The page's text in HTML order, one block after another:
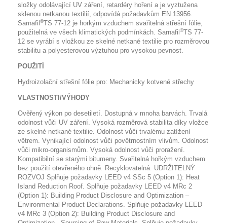
složky odolávající UV záření, retardéry hoření a je vyztužena
sklenou netkanou textilií, odpovídá požadavkům EN 13956.
Sarnafil®TS 77-12 je horkým vzduchem svařitelná střešní fólie,
použitelná ve všech klimatických podmínkách. Sarnafil®TS 77-
12 se vyrábí s vložkou ze skelné netkané textilie pro rozměrovou
stabilitu a polyesterovou výztuhou pro vysokou pevnost.
POUŽITÍ
Hydroizolační střešní fólie pro: Mechanicky kotvené střechy
VLASTNOSTI/VÝHODY
Ověřený výkon po desetiletí. Dostupná v mnoha barvách. Trvalá
odolnost vůči UV záření. Vysoká rozměrová stabilita díky vložce
ze skelné netkané textilie. Odolnost vůči trvalému zatížení
větrem. Vynikající odolnost vůči povětrnostním vlivům. Odolnost
vůči mikro-organismům. Vysoká odolnost vůči proražení.
Kompatibilní se starými bitumeny. Svařitelná hořkým vzduchem
bez použití otevřeného ohně. Recyklovatelná. UDRŽITELNÝ
ROZVOJ Splňuje požadavky LEED v4 SSc 5 (Option 1): Heat
Island Reduction Roof. Splňuje požadavky LEED v4 MRc 2
(Option 1): Building Product Disclosure and Optimization –
Environmental Product Declarations. Splňuje požadavky LEED
v4 MRc 3 (Option 2): Building Product Disclosure and